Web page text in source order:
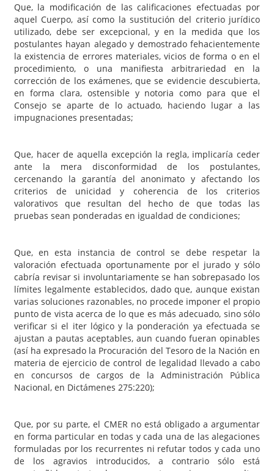
Que, la modificación de las calificaciones efectuadas por
aquel Cuerpo, así como la sustitución del criterio jurídico
utilizado, debe ser excepcional, y en la medida que los
postulantes hayan alegado y demostrado fehacientemente
la existencia de errores materiales, vicios de forma o en el
procedimiento, o una manifiesta arbitrariedad en la
corrección de los exámenes, que se evidencie descubierta,
en forma clara, ostensible y notoria como para que el
Consejo se aparte de lo actuado, haciendo lugar a las
impugnaciones presentadas;
Que, hacer de aquella excepción la regla, implicaría ceder
ante la mera disconformidad de los postulantes,
cercenando la garantía del anonimato y afectando los
criterios de unicidad y coherencia de los criterios
valorativos que resultan del hecho de que todas las
pruebas sean ponderadas en igualdad de condiciones;
Que, en esta instancia de control se debe respetar la
valoración efectuada oportunamente por el jurado y sólo
cabría revisar si involuntariamente se han sobrepasado los
límites legalmente establecidos, dado que, aunque existan
varias soluciones razonables, no procede imponer el propio
punto de vista acerca de lo que es más adecuado, sino sólo
verificar si el iter lógico y la ponderación ya efectuada se
ajustan a pautas aceptables, aun cuando fueran opinables
(así ha expresado la Procuración del Tesoro de la Nación en
materia de ejercicio de control de legalidad llevado a cabo
en concursos de cargos de la Administración Pública
Nacional, en Dictámenes 275:220);
Que, por su parte, el CMER no está obligado a argumentar
en forma particular en todas y cada una de las alegaciones
formuladas por los recurrentes ni refutar todos y cada uno
de los agravios introducidos, a contrario sólo está